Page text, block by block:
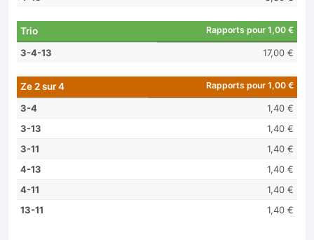
Trio Rapports pour 1,00 €
3-4-13 17,00 €
Ze 2 sur 4 Rapports pour 1,00 €
3-4
1,40 €
3-13
1,40 €
3-11
1,40 €
4-13
1,40 €
4-11
1,40 €
13-11
1,40 €